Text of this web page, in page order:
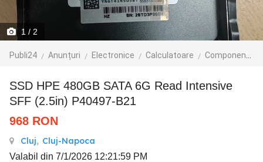
1 / 2
Publi24 Anunțuri Electronice Calculatoare Componente
SSD HPE 480GB SATA 6G Read Intensive
SFF (2.5in) P40497-B21
968 RON
Cluj, Cluj-Napoca
Valabil din 7/1/2026 12:21:59 PM